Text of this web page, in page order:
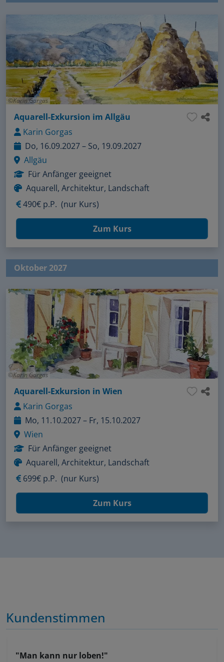
Karin Gorgas
Aquarell-Exkursion im Allgäu
Karin Gorgas
Do, 16.09.2027 – So, 19.09.2027
Allgäu
Für Anfänger geeignet
Aquarell, Architektur, Landschaft
490€ p.P. (nur Kurs)
Zum Kurs
Oktober 2027
Karin Gorgas
Aquarell-Exkursion in Wien
Karin Gorgas
Mo, 11.10.2027 – Fr, 15.10.2027
Wien
Für Anfänger geeignet
Aquarell, Architektur, Landschaft
699€ p.P. (nur Kurs)
Zum Kurs
Kundenstimmen
"Man kann nur loben!"